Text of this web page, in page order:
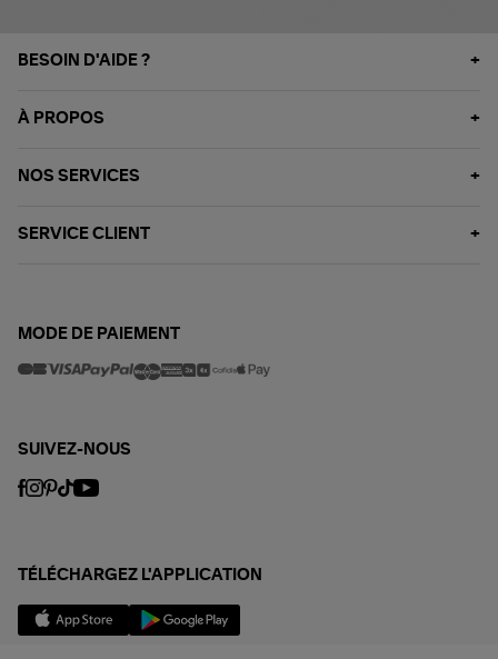
BESOIN D'AIDE ?
À PROPOS
NOS SERVICES
SERVICE CLIENT
MODE DE PAIEMENT
SUIVEZ-NOUS
TÉLÉCHARGEZ L'APPLICATION